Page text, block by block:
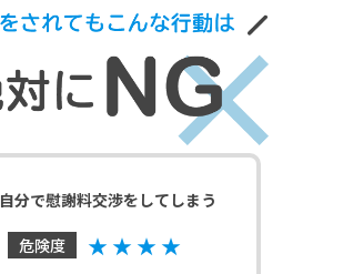
自分で慰謝料交渉をしてしまう
危険度 ★ ★ ★ ★